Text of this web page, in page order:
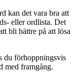
kan det vara bra att
eller ordlista. Det
bli bättre på att lösa
du förhoppningsvis
med framgång.